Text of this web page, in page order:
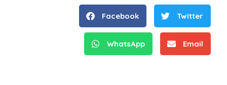
Facebook Twitter
WhatsApp Email